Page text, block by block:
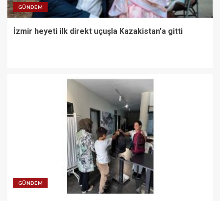
GÜNDEM
İzmir heyeti ilk direkt uçuşla Kazakistan’a gitti
GÜNDEM